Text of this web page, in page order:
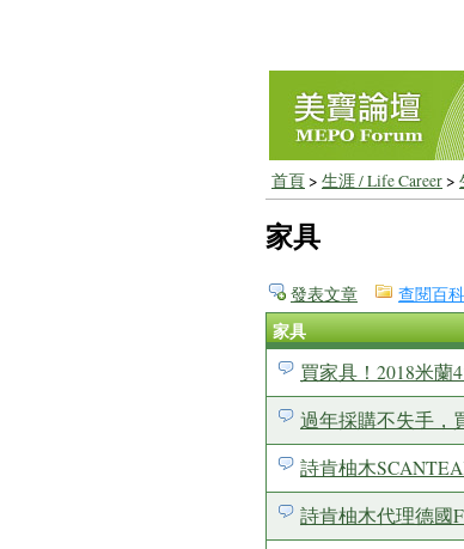
首頁> 生涯 / Life Career>
家具
發表文章 查閱百科
家具
買家具！2018米蘭
過年採購不失手，
詩肯柚木
詩肯柚木代理德國